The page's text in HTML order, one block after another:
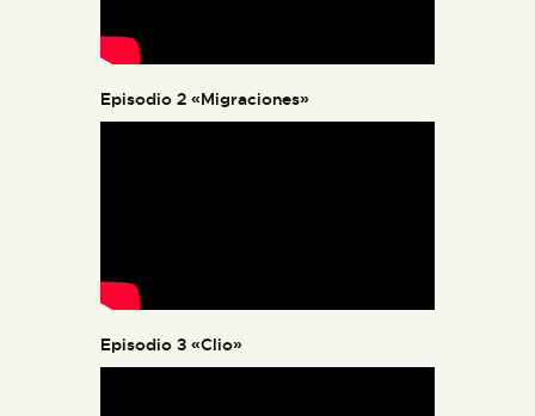
Episodio 2 «Migraciones»
Episodio 3 «Clio»